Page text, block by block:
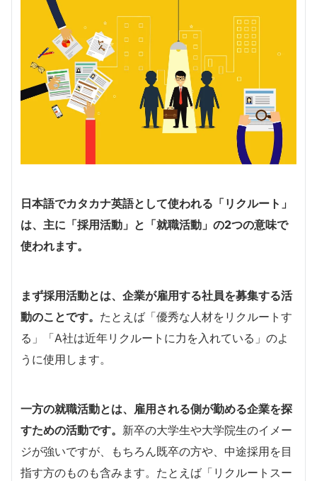
日本語でカタカナ英語として使われる「リクルート」
は、主に「採用活動」と「就職活動」の2つの意味で
使われます。
まず採用活動とは、企業が雇用する社員を募集する活
動のことです。 たとえば「優秀な人材をリクルートす
る」「A社は近年リクルートに力を入れている」のよ
うに使用します。
一方の就職活動とは、雇用される側が勤める企業を探
すための活動です。 新卒の大学生や大学院生のイメー
ジが強いですが、もちろん既卒の方や、中途採用を目
指す方のものも含みます。たとえば「リクルートスー